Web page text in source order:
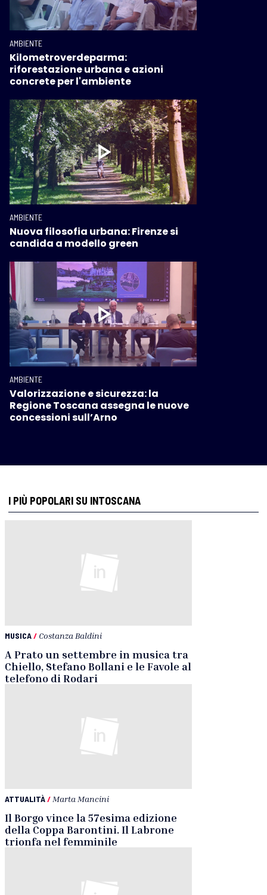
AMBIENTE
Kilometroverdeparma:
riforestazione urbana e azioni
concrete per l'ambiente
AMBIENTE
Nuova filosofia urbana: Firenze si
candida a modello green
AMBIENTE
Valorizzazione e sicurezza: la
Regione Toscana assegna le nuove
concessioni sull’Arno
I PIÙ POPOLARI SU INTOSCANA
MUSICA/ Costanza Baldini
A Prato un settembre in musica tra
Chiello, Stefano Bollani e le Favole al
telefono di Rodari
ATTUALITÀ/ Marta Mancini
Il Borgo vince la 57esima edizione
della Coppa Barontini. Il Labrone
trionfa nel femminile